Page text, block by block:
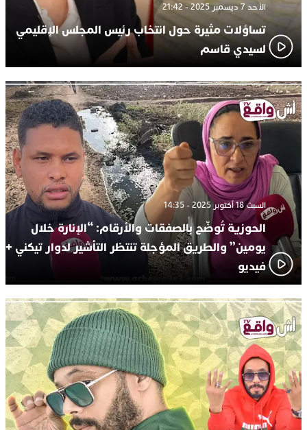
الأحد 7 ديسمبر 2025 - 21:42
تساؤلات مثيرة حول انتخاب رئيس المجلس الإقليمي
لسيدي قاسم
السبت 18 أكتوبر 2025 - 14:35
الحوزية تُوضّح بالصفقات والأرقام: “الإنارة خلال
يومين” والطريق المؤجلة تنتظر التأشير لدوار تيكني +
فيديو